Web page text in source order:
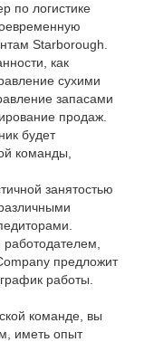
по логистике
Starborough.
как
сухими
запасами
продаж.
будет
команды,
занятостью
предложит
работы.
команде, вы
иметь опыт